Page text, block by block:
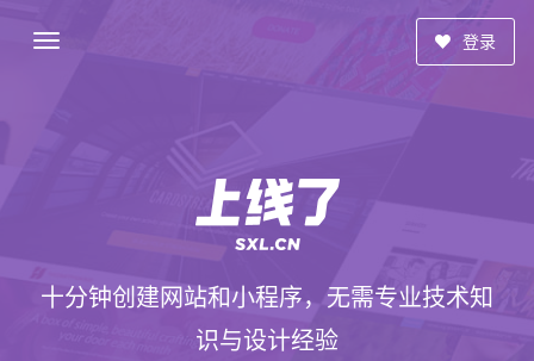
登录
十分钟创建网站和小程序，无需专业技术知
识与设计经验